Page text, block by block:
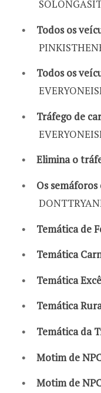
Todos os
Todos os
Tráfego de
Elimina o
Os
Temática de
Temática
Temática
Temática
Temática da
Motim de
Motim de